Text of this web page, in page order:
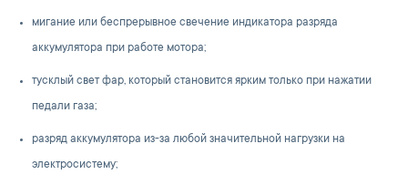
мигание или беспрерывное свечение индикатора разряда
аккумулятора при работе мотора;
тусклый свет фар, который становится ярким только при нажатии
педали газа;
разряд аккумулятора из-за любой значительной нагрузки на
электросистему;